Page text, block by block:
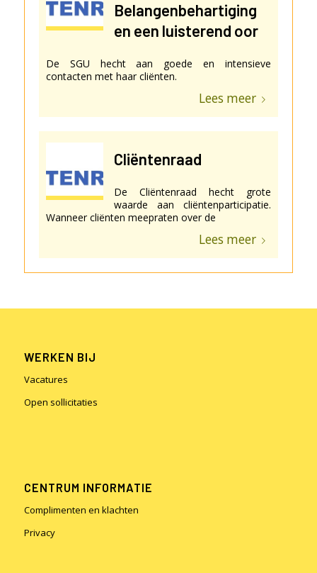
Belangenbehartiging
en een luisterend oor
De SGU hecht aan goede en intensieve
contacten met haar cliënten.
Lees meer
Cliëntenraad
De Cliëntenraad hecht grote
waarde aan cliëntenparticipatie.
Wanneer cliënten meepraten over de
Lees meer
WERKEN BIJ
Vacatures
Open sollicitaties
CENTRUM INFORMATIE
Complimenten en klachten
Privacy